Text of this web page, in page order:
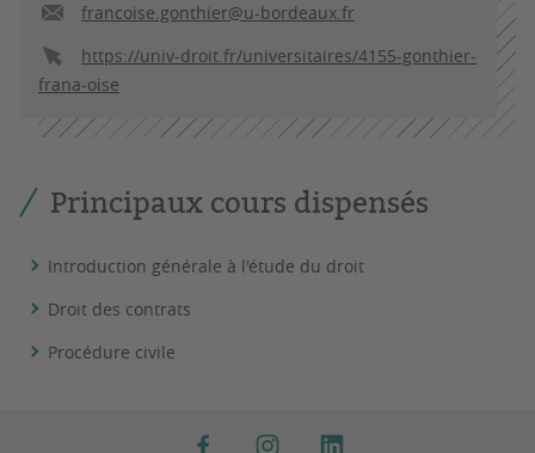
francoise.gonthier@u-bordeaux.fr
https://univ-droit.fr/universitaires/4155-gonthier-
frana-oise
Principaux cours dispensés
Introduction générale à l'étude du droit
Droit des contrats
Procédure civile